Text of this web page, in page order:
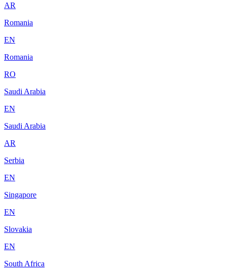
AR
Romania
EN
Romania
RO
Saudi Arabia
EN
Saudi Arabia
AR
Serbia
EN
Singapore
EN
Slovakia
EN
South Africa